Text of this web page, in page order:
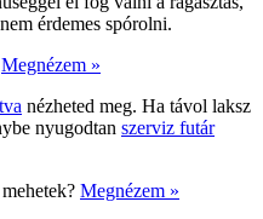
érdemes spórolni.
Megnézem »
nézheted meg. Ha távol laksz
nyugodtan szerviz futár
Megnézem »